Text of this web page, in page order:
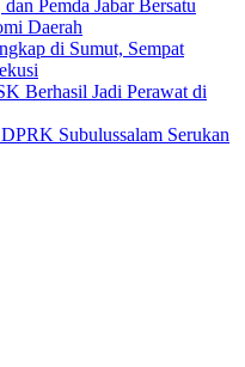
Pemda Jabar Bersatu
Daerah
di Sumut, Sempat
Berhasil Jadi Perawat di
Subulussalam Serukan